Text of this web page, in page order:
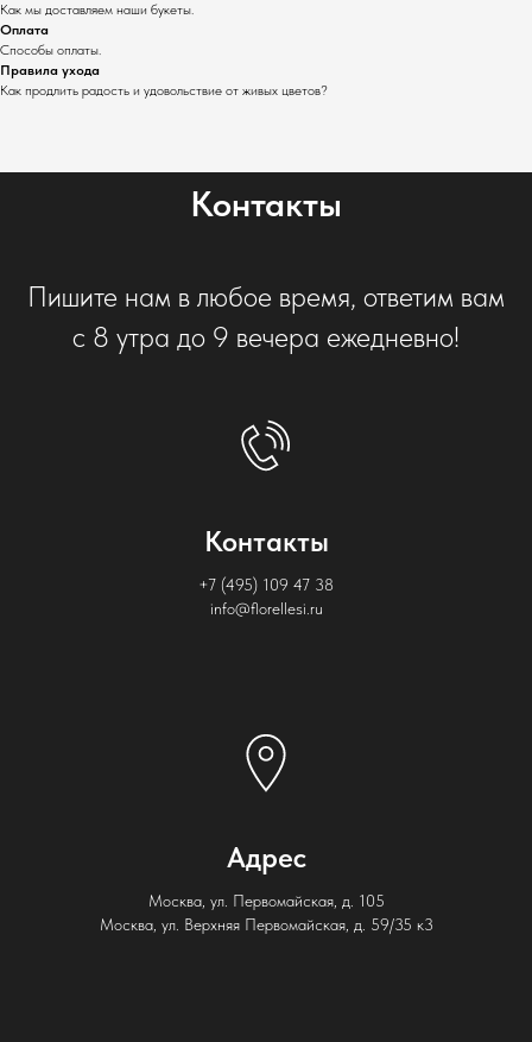
Как мы доставляем наши букеты.
Оплата
Способы оплаты.
Правила ухода
Как продлить радость и удовольствие от живых цветов?
Контакты
Пишите нам в любое время, ответим вам
с 8 утра до 9 вечера ежедневно!
Контакты
+7 (495) 109 47 38
info@florellesi.ru
Адрес
Москва, ул. Первомайская, д. 105
Москва, ул. Верхняя Первомайская, д. 59/35 к3